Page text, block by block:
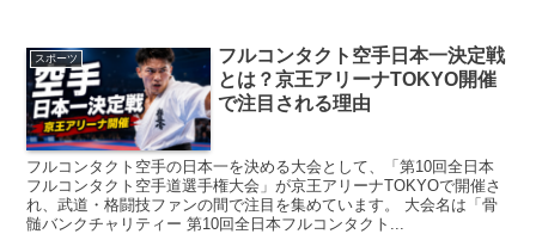
スポーツ
フルコンタクト空手日本一決定戦
とは？京王アリーナTOKYO開催
で注目される理由
フルコンタクト空手の日本一を決める大会として、「第10回全日本
フルコンタクト空手道選手権大会」が京王アリーナTOKYOで開催さ
れ、武道・格闘技ファンの間で注目を集めています。 大会名は「骨
髄バンクチャリティー 第10回全日本フルコンタクト...